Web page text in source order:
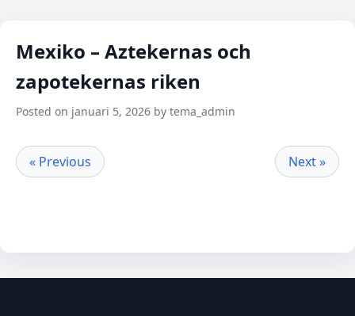
Mexiko – Aztekernas och
zapotekernas riken
Posted on januari 5, 2026 by tema_admin
« Previous Next »